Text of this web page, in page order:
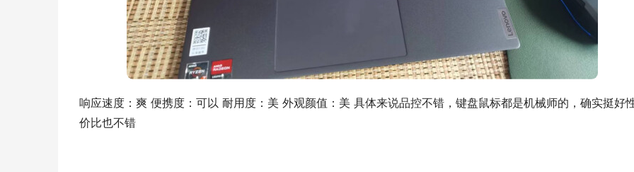
响应速度：爽 便携度：可以 耐用度：美 外观颜值：美 具体来说品控不错，键盘鼠标都是机械师的，确实挺好
价比也不错